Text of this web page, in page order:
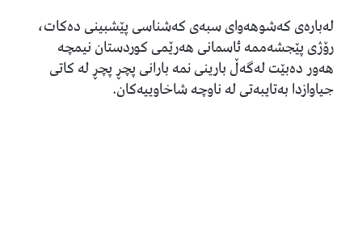
لەبارەی كەشوھەوای سبەی كەشناسی پێشبینی دەكات،
رۆژی پێجشەممە ئاسمانی ھەرێمی كوردستان نیمچە
ھەور دەبێت لەگەڵ بارینی نمە بارانی پچڕ پچڕ لە كاتی
جیاوازدا بەتایبەتی لە ناوچە شاخاوییەكان.